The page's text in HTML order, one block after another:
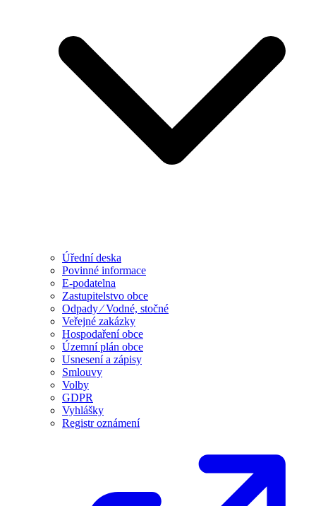
Úřední deska
Povinné informace
E-podatelna
Zastupitelstvo obce
Odpady ⁄ Vodné, stočné
Veřejné zakázky
Hospodaření obce
Územní plán obce
Usnesení a zápisy
Smlouvy
Volby
GDPR
Vyhlášky
Registr oznámení